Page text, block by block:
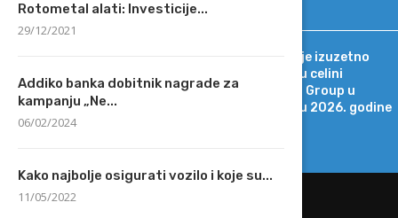
Tržišno okruženje izuzetno
promenljivo, ali u celini
povoljno za MOL Group u
drugom kvartalu 2026. godine
Rotometal alati: Investicije...
29/12/2021
Addiko banka dobitnik nagrade za
kampanju „Ne...
06/02/2024
Kako najbolje osigurati vozilo i koje su...
11/05/2022